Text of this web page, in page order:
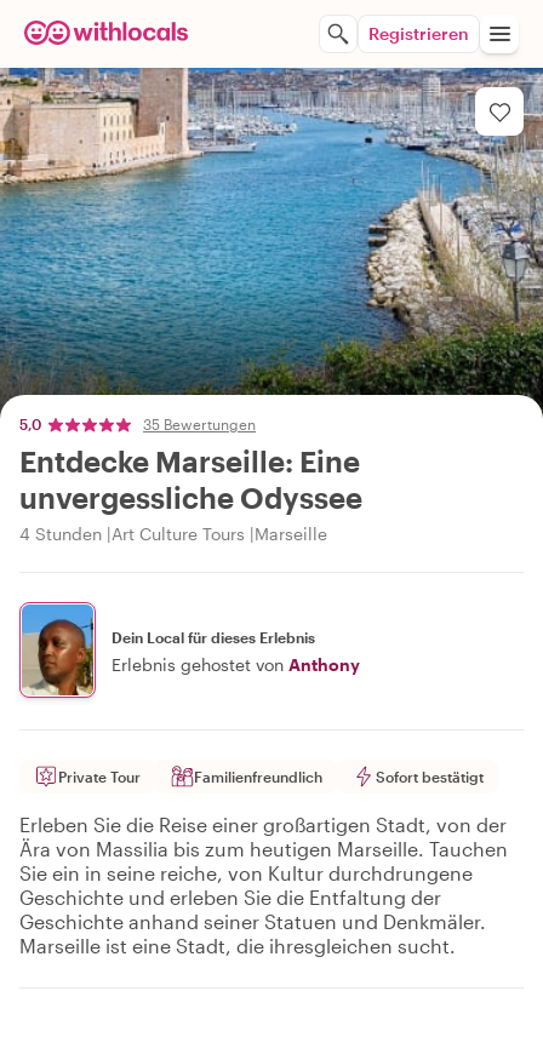
Registrieren
5,0 35 Bewertungen
Entdecke Marseille: Eine
unvergessliche Odyssee
4 Stunden Art Culture Tours Marseille
Dein Local für dieses Erlebnis
Erlebnis gehostet von Anthony
Private Tour Familienfreundlich Sofort bestätigt
Erleben Sie die Reise einer großartigen Stadt, von der
Ära von Massilia bis zum heutigen Marseille. Tauchen
Sie ein in seine reiche, von Kultur durchdrungene
Geschichte und erleben Sie die Entfaltung der
Geschichte anhand seiner Statuen und Denkmäler.
Marseille ist eine Stadt, die ihresgleichen sucht.